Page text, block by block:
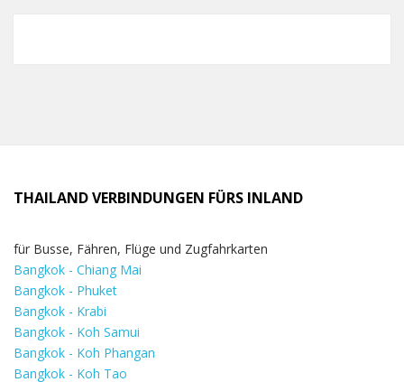
THAILAND VERBINDUNGEN FÜRS INLAND
für Busse, Fähren, Flüge und Zugfahrkarten
Bangkok - Chiang Mai
Bangkok - Phuket
Bangkok - Krabi
Bangkok - Koh Samui
Bangkok - Koh Phangan
Bangkok - Koh Tao